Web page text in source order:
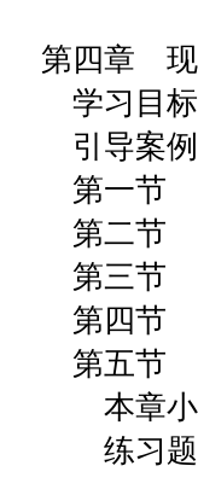
第四章 现
学习目标
引导案例
第一节
第二节
第三节
第四节
第五节
本章小
练习题